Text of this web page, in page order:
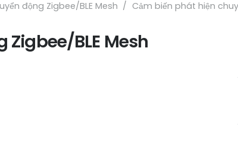
động Zigbee/BLE Mesh / Cảm biến phát hiện
BLE Mesh